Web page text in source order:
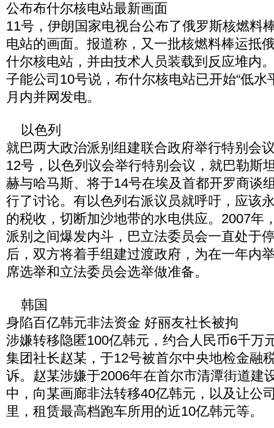
公布布什尔核电站最新画面
11号，伊朗国家电视台公布了俄罗斯核燃料
电站的画面。报道称，又一批核燃料棒运抵
什尔核电站，并由技术人员装载到反应堆内
子能公司10号说，布什尔核电站已开始“低水
月内并网发电。
以色列
就巴两大政治派别组建联合政府举行特别会
12号，以色列议会举行特别会议，就巴勒斯
赫与哈马斯、将于14号在埃及首都开罗商谈
行了讨论。有以色列右派议员就呼吁，应该
的税收，切断加沙地带的水电供应。2007年
派别之间爆发内斗，巴立法委员会一直处于
后，双方将着手组建过渡政府，为在一年内
席选举和立法委员会选举做准备。
韩国
身陷百亿韩元非法资金 好丽友社长被拘
涉嫌转移隐匿100亿韩元，约合人民币6千万
集团社长赵某，于12号被首尔中央地检金融
诉。赵某涉嫌于2006年在首尔市清潭街道建
中，向某画廊非法转移40亿韩元，以及让公
里，租赁最高档跑车所用的近10亿韩元等。